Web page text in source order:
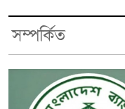
সম্পর্কিত